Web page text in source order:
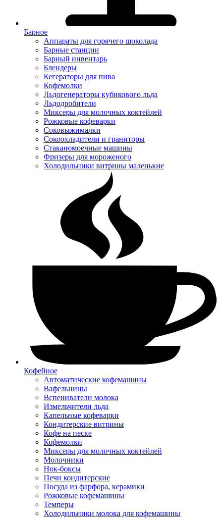
Барное
Аппараты для горячего шоколада
Барные станции
Барный инвентарь
Блендеры
Кегераторы для пива
Кофемолки
Льдогенераторы кубикового льда
Льдодробители
Миксеры для молочных коктейлей
Рожковые кофеварки
Соковыжималки
Сокоохладители и граниторы
Стаканомоечные машины
Фризеры для мороженого
Холодильники витрины маленькие
Кофейное
Автоматические кофемашины
Вафельницы
Вспениватели молока
Измельчители льда
Капельные кофеварки
Кондитерские витрины
Кофе на песке
Кофемолки
Миксеры для молочных коктейлей
Молочники
Нок-боксы
Печи кондитерские
Посуда из фарфора, керамики
Рожковые кофемашины
Темперы
Холодильники молока для кофемашины